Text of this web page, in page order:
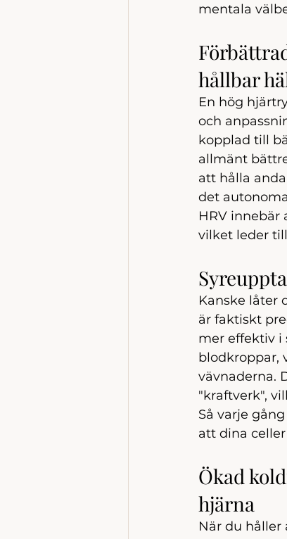
mentala
hållbar
En hög
och
kopplad till
allmänt
att hålla
det
HRV innebär
vilket leder
Kanske låter
är faktiskt
mer effektiv i
blodkroppar,
vävnaderna.
"kraftverk",
Så varje
att dina
Ökad
hjärna
När du